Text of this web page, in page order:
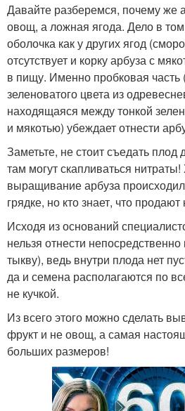
Давайте разберемся, почему же
овощ, а ложная ягода. Дело в
оболочка как у других ягод
отсутствует и корку арбуза с
в пищу. Именно пробковая часть
зеленоватого цвета из
находящаяся между тонкой
и мякотью) убеждает отнести
Заметьте, не стоит съедать плод
там могут скапливаться
выращивание арбуза
грядке, но кто знает, что
Исходя из оснований
нельзя отнести
тыкву), ведь внутри плода нет
да и семена располагаются по
не кучкой.
Из всего этого можно сделать
фрукт и не овощ, а самая
больших размеров!